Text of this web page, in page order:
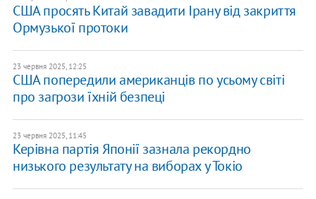
США просять Китай завадити Ірану від закриття
Ормузької протоки
23 червня 2025, 12:25
США попередили американців по усьому світі
про загрози їхній безпеці
23 червня 2025, 11:45
Керівна партія Японії зазнала рекордно
низького результату на виборах у Токіо